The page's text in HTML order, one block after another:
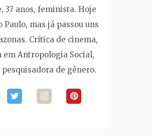
37 anos, feminista. Hoje
Paulo, mas já passou uns
Crítica de cinema,
em Antropologia Social,
de gênero.